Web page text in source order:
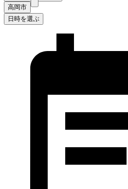
高岡市
日時を選ぶ